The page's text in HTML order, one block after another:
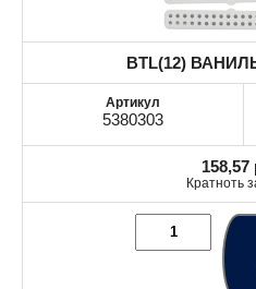
BTL(12)
5380303
158,57
Кратноть